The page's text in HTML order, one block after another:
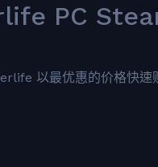
PC
以最优惠的价格快